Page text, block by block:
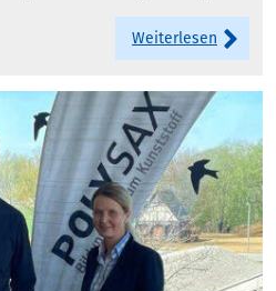
Weiterlesen